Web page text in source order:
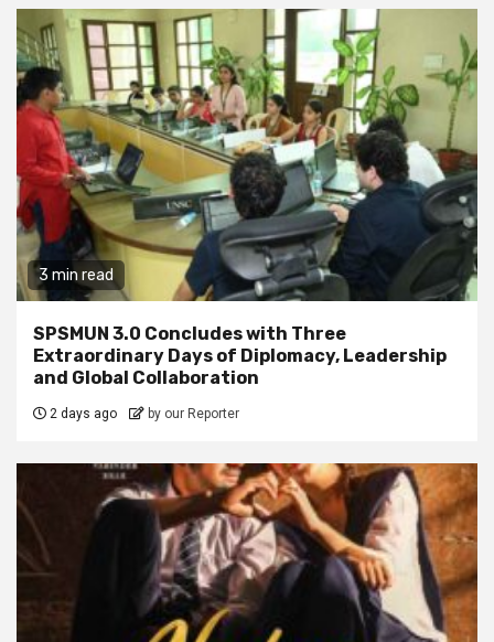
3 min read
SPSMUN 3.0 Concludes with Three
Extraordinary Days of Diplomacy, Leadership
and Global Collaboration
2 days ago by our Reporter